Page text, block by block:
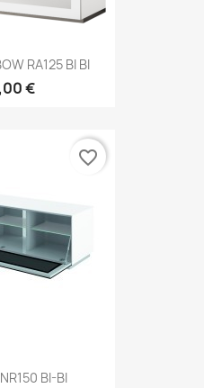
RA125 BI BI
€
BI-BI
favorite_border